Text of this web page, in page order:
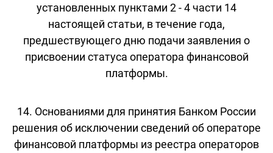
установленных пунктами 2 - 4 части 14
настоящей статьи, в течение года,
предшествующего дню подачи заявления о
присвоении статуса оператора финансовой
платформы.
14. Основаниями для принятия Банком России
решения об исключении сведений об операторе
финансовой платформы из реестра операторов